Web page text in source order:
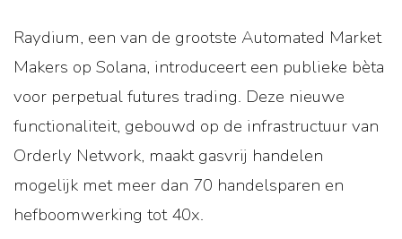
Raydium, een van de grootste Automated Market
Makers op Solana, introduceert een publieke bèta
voor perpetual futures trading. Deze nieuwe
functionaliteit, gebouwd op de infrastructuur van
Orderly Network, maakt gasvrij handelen
mogelijk met meer dan 70 handelsparen en
hefboomwerking tot 40x.